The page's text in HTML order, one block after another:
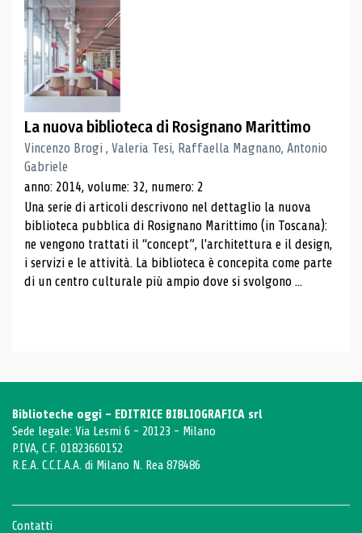
La nuova biblioteca di Rosignano Marittimo
Vincenzo Brogi , Valeria Tesi, Raffaella Magnano, Antonio
Gabriele
anno: 2014, volume: 32, numero: 2
Una serie di articoli descrivono nel dettaglio la nuova
biblioteca pubblica di Rosignano Marittimo (in Toscana):
ne vengono trattati il ​​“concept”, l'architettura e il design,
i servizi e le attività. La biblioteca è concepita come parte
di un centro culturale più ampio dove si svolgono ...
Biblioteche oggi - EDITRICE BIBLIOGRAFICA srl
Sede legale: Via Lesmi 6 - 20123 - Milano
P.IVA, C.F. 01823660152
R.E.A. C.C.I.A.A. di Milano N. Rea 878486
Contatti